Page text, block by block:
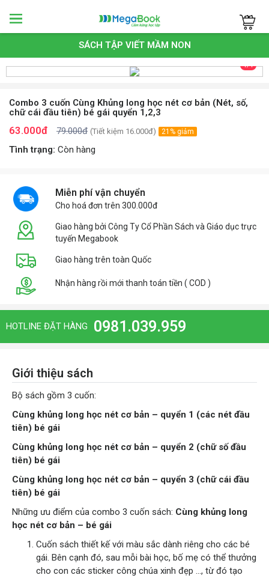
Megabook
SÁCH TẬP VIẾT MẦM NON
1/1
Combo 3 cuốn Cùng Khủng long học nét cơ bản (Nét, số,
chữ cái đầu tiên) bé gái quyển 1,2,3
63.000đ 79.000đ (Tiết kiệm 16.000đ) 21% giảm
Tình trạng: Còn hàng
Miễn phí vận chuyển
Cho hoá đơn trên 300.000đ
Giao hàng bởi Công Ty Cổ Phần Sách và Giáo dục trực
tuyến Megabook
Giao hàng trên toàn Quốc
Nhận hàng rồi mới thanh toán tiền ( COD )
HOTLINE ĐẶT HÀNG 0981.039.959
Giới thiệu sách
Bộ sách gồm 3 cuốn:
Cùng khủng long học nét cơ bản – quyển 1 (các nét đầu
tiên) bé gái
Cùng khủng long học nét cơ bản – quyển 2 (chữ số đầu
tiên) bé gái
Cùng khủng long học nét cơ bản – quyển 3 (chữ cái đầu
tiên) bé gái
Những ưu điểm của combo 3 cuốn sách: Cùng khủng long
học nét cơ bản – bé gái
Cuốn sách thiết kế với màu sắc dành riêng cho các bé
gái. Bên cạnh đó, sau mỗi bài học, bố mẹ có thể thưởng
cho con các sticker công chúa xinh đẹp …, từ đó tạo